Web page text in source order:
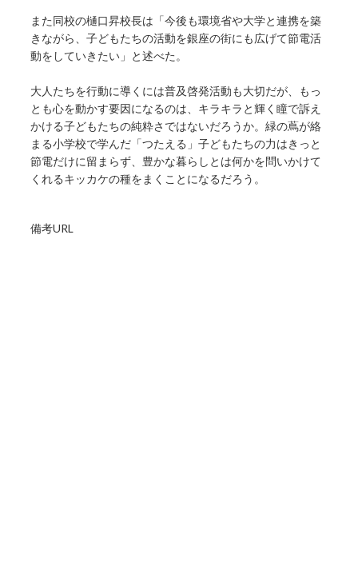
また同校の樋口昇校長は「今後も環境省や大学と連携を築
きながら、子どもたちの活動を銀座の街にも広げて節電活
動をしていきたい」と述べた。
大人たちを行動に導くには普及啓発活動も大切だが、もっ
とも心を動かす要因になるのは、キラキラと輝く瞳で訴え
かける子どもたちの純粋さではないだろうか。緑の蔦が絡
まる小学校で学んだ「つたえる」子どもたちの力はきっと
節電だけに留まらず、豊かな暮らしとは何かを問いかけて
くれるキッカケの種をまくことになるだろう。
備考URL